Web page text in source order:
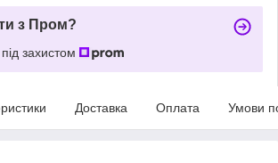
з Пром?
захистом
Доставка Оплата Умови